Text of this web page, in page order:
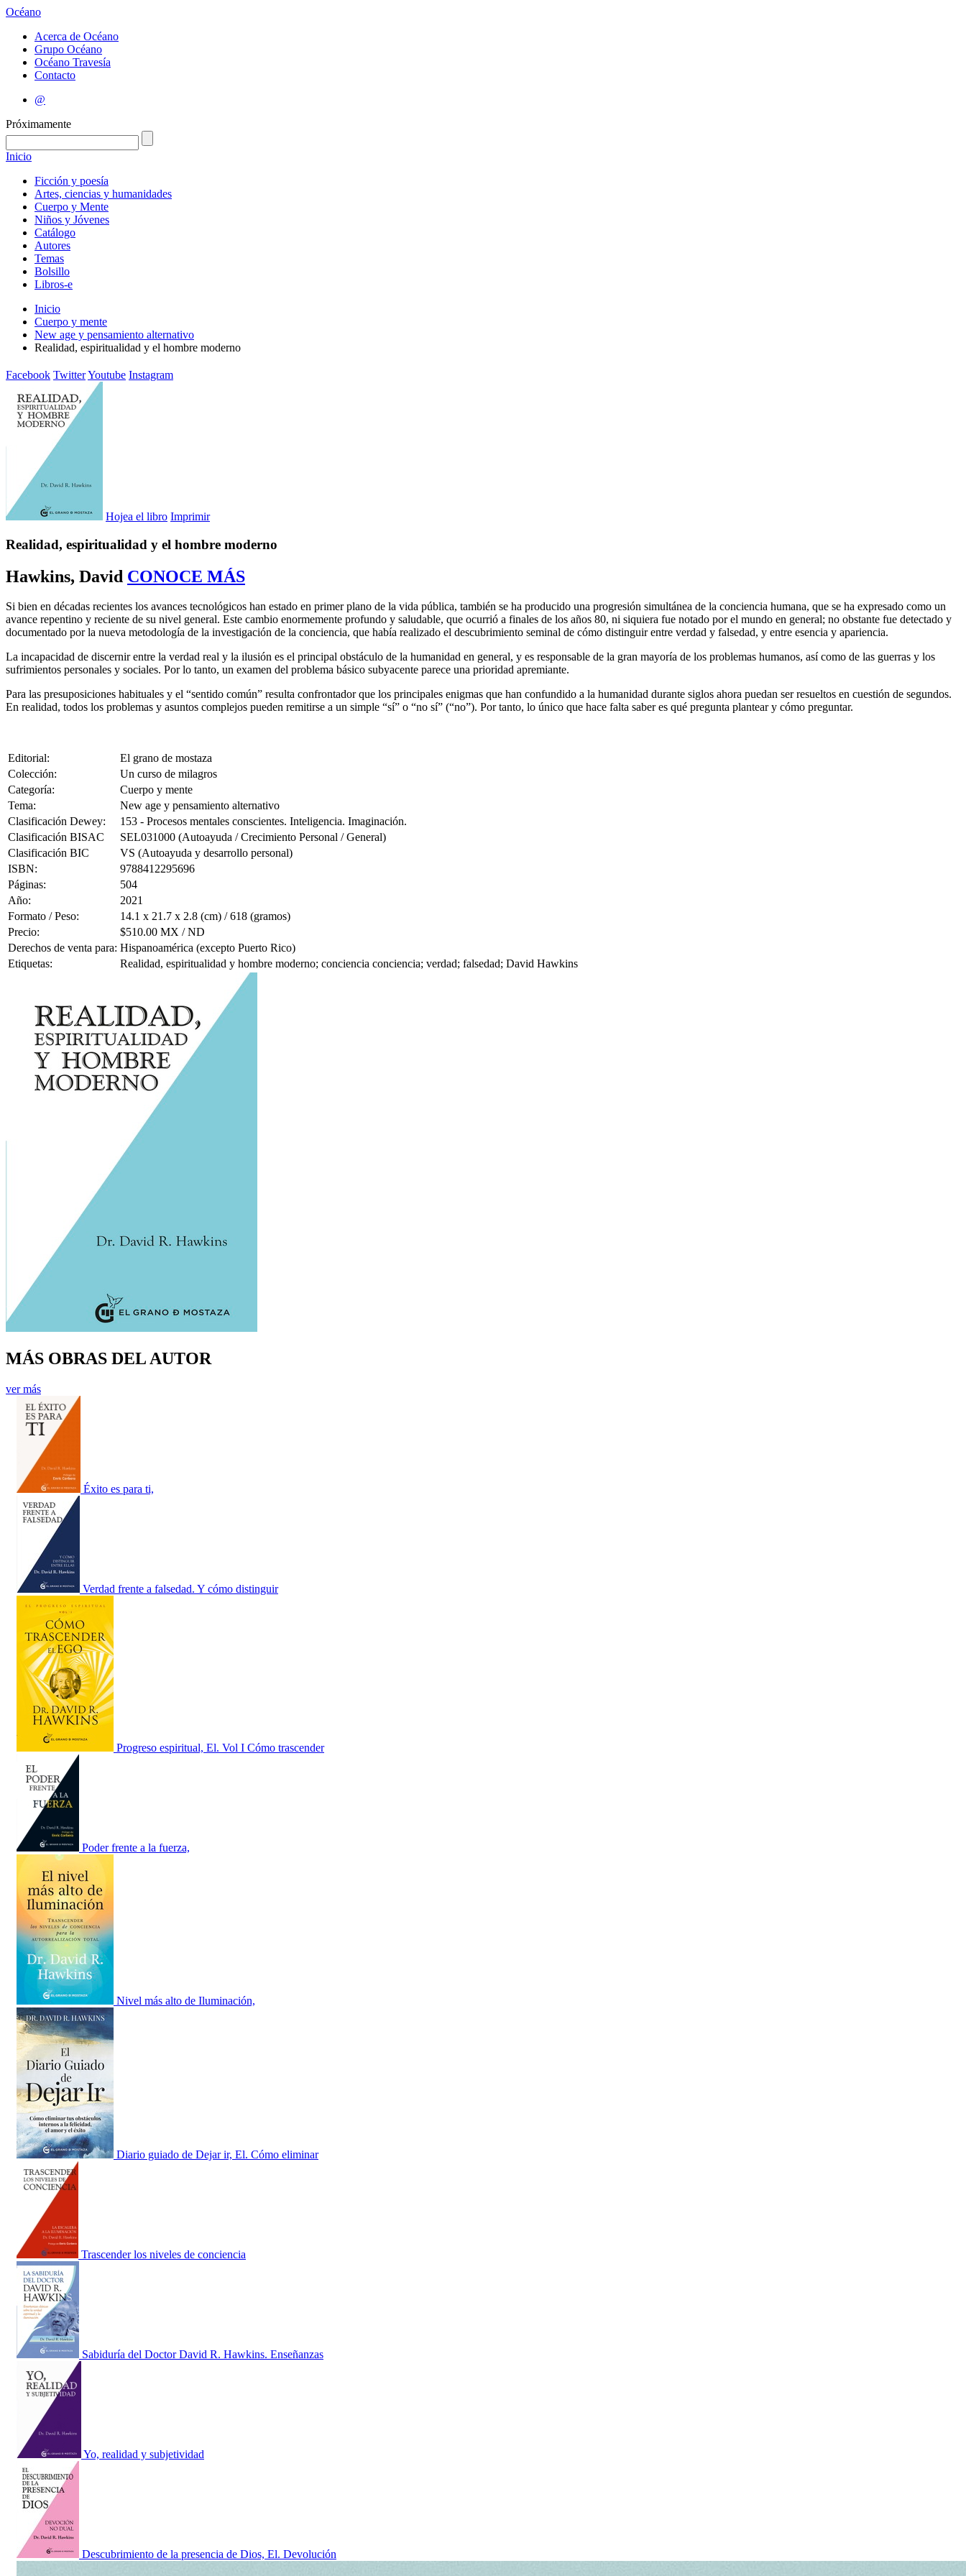
Océano
Acerca de Océano
Grupo Océano
Océano Travesía
Contacto
@
Próximamente
Inicio
Ficción y poesía
Artes, ciencias y humanidades
Cuerpo y Mente
Niños y Jóvenes
Catálogo
Autores
Temas
Bolsillo
Libros-e
Inicio
Cuerpo y mente
New age y pensamiento alternativo
Realidad, espiritualidad y el hombre moderno
Facebook TwitterYoutube Instagram
Hojea el libro Imprimir
Realidad, espiritualidad y el hombre moderno
Hawkins, David CONOCE MÁS
Si bien en décadas recientes los avances tecnológicos han estado en primer plano de la vida pública, también se ha producido una progresión simultánea de la conciencia humana, que se ha expresado como un
avance repentino y reciente de su nivel general. Este cambio enormemente profundo y saludable, que ocurrió a finales de los años 80, ni siquiera fue notado por el mundo en general; no obstante fue detectado y
documentado por la nueva metodología de la investigación de la conciencia, que había realizado el descubrimiento seminal de cómo distinguir entre verdad y falsedad, y entre esencia y apariencia.
La incapacidad de discernir entre la verdad real y la ilusión es el principal obstáculo de la humanidad en general, y es responsable de la gran mayoría de los problemas humanos, así como de las guerras y los
sufrimientos personales y sociales. Por lo tanto, un examen del problema básico subyacente parece una prioridad apremiante.
Para las presuposiciones habituales y el “sentido común” resulta confrontador que los principales enigmas que han confundido a la humanidad durante siglos ahora puedan ser resueltos en cuestión de segundos.
En realidad, todos los problemas y asuntos complejos pueden remitirse a un simple “sí” o “no sí” (“no”). Por tanto, lo único que hace falta saber es qué pregunta plantear y cómo preguntar.
Editorial:
El grano de mostaza
Colección:
Un curso de milagros
Categoría:
Cuerpo y mente
Tema:
New age y pensamiento alternativo
Clasificación Dewey:
153 - Procesos mentales conscientes. Inteligencia. Imaginación.
Clasificación BISAC
SEL031000 (Autoayuda / Crecimiento Personal / General)
Clasificación BIC
VS (Autoayuda y desarrollo personal)
ISBN:
9788412295696
Páginas:
504
Año:
2021
Formato / Peso:
14.1 x 21.7 x 2.8 (cm) / 618 (gramos)
Precio:
$510.00 MX / ND
Derechos de venta para: Hispanoamérica (excepto Puerto Rico)
Etiquetas:
Realidad, espiritualidad y hombre moderno; conciencia conciencia; verdad; falsedad; David Hawkins
MÁS OBRAS DEL AUTOR
ver más
Éxito es para ti,
Verdad frente a falsedad. Y cómo distinguir
Progreso espiritual, El. Vol I Cómo trascender
Poder frente a la fuerza,
Nivel más alto de Iluminación,
Diario guiado de Dejar ir, El. Cómo eliminar
Trascender los niveles de conciencia
Sabiduría del Doctor David R. Hawkins. Enseñanzas
Yo, realidad y subjetividad
Descubrimiento de la presencia de Dios, El. Devolución